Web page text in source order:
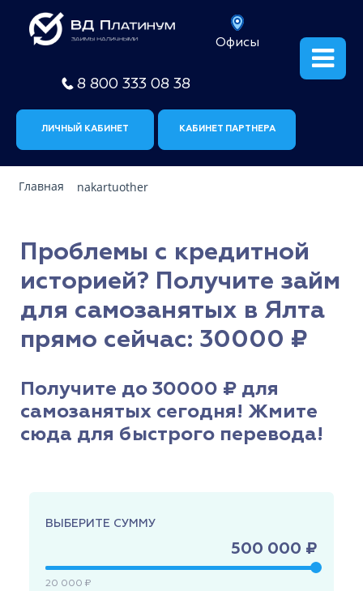
Офисы
8 800 333 08 38
ЛИЧНЫЙ КАБИНЕТ КАБИНЕТ ПАРТНЕРА
Главная nakartuother
Проблемы с кредитной
историей? Получите займ
для самозанятых в Ялта
прямо сейчас: 30000 ₽
Получите до 30000 ₽ для
самозанятых сегодня! Жмите
сюда для быстрого перевода!
ВЫБЕРИТЕ СУММУ
500 000 ₽
20 000 ₽